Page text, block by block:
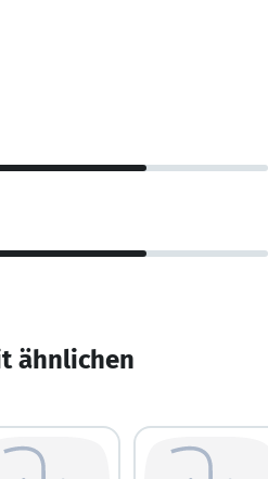
ähnlichen